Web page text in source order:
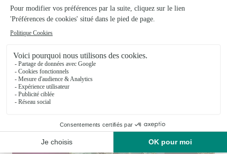
Espace Fleuri
Metz
45,bis rue du Roi Albert
Voir la boutique